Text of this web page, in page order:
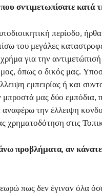
σντιμετωπίσατε
περίοδο,
του μεγάλες
για την
όπως ο δικός μας.
εμπειρίας ή και
μας δύο εμπόδια,
την έλλειψη
χρηματοδότηση στις
προβλήματα, αν
πως δεν έγιναν όλα